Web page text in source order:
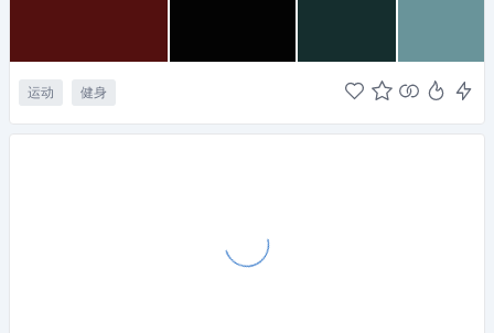
运动 健身